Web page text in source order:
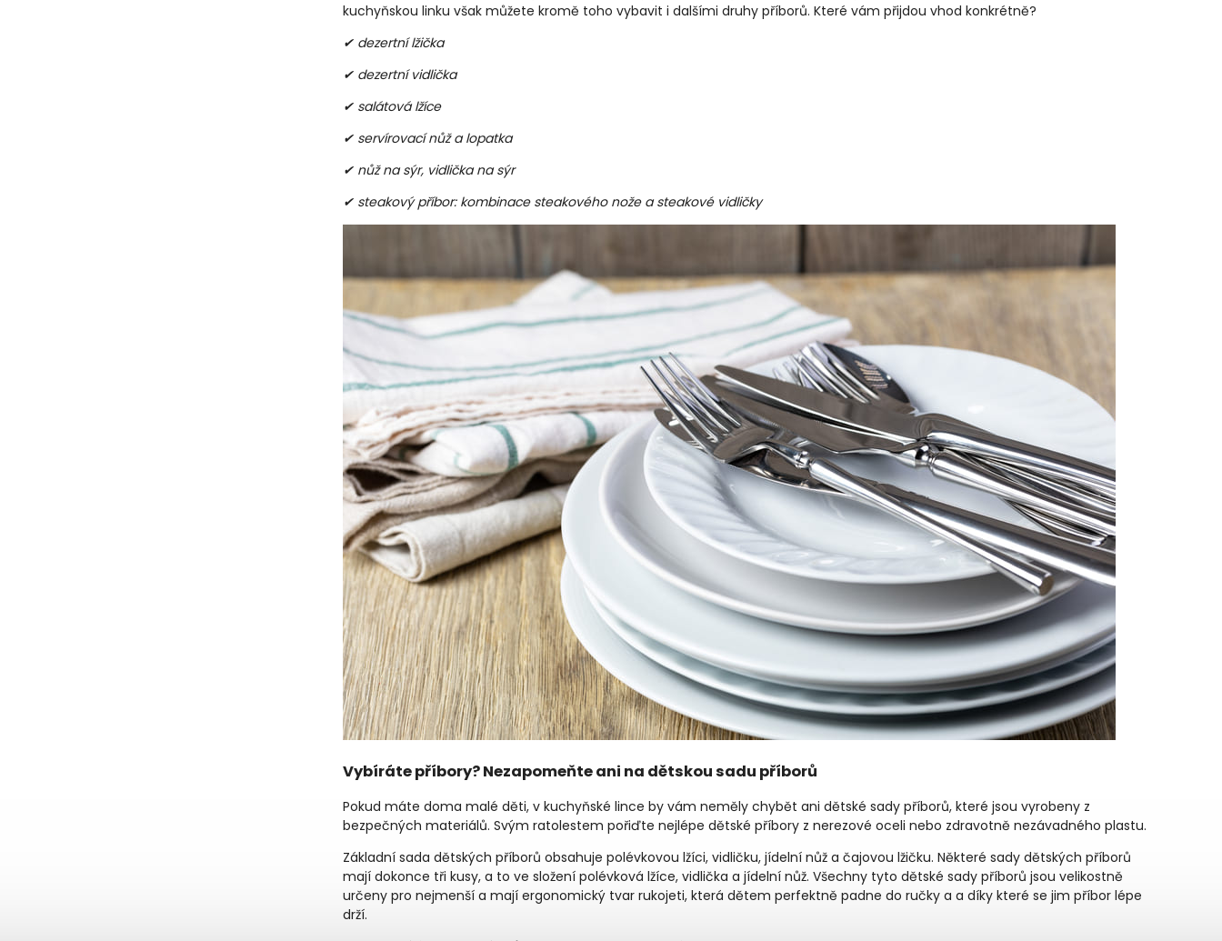
kuchyňskou linku však můžete kromě toho vybavit i dalšími druhy příborů. Které vám přijdou vhod konkrétně?
✔ dezertní lžička
✔ dezertní vidlička
✔ salátová lžíce
✔ servírovací nůž a lopatka
✔ nůž na sýr, vidlička na sýr
✔ steakový příbor: kombinace steakového nože a steakové vidličky
Vybíráte příbory? Nezapomeňte ani na dětskou sadu příborů
Pokud máte doma malé děti, v kuchyňské lince by vám neměly chybět ani dětské sady příborů, které jsou vyrobeny z
bezpečných materiálů. Svým ratolestem pořiďte nejlépe dětské příbory z nerezové oceli nebo zdravotně nezávadného plastu.
Základní sada dětských příborů obsahuje polévkovou lžíci, vidličku, jídelní nůž a čajovou lžičku. Některé sady dětských příborů
mají dokonce tři kusy, a to ve složení polévková lžíce, vidlička a jídelní nůž. Všechny tyto dětské sady příborů jsou velikostně
určeny pro nejmenší a mají ergonomický tvar rukojeti, která dětem perfektně padne do ručky a a díky které se jim příbor lépe
drží.